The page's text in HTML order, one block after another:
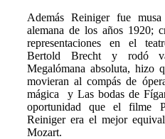
Además Reiniger fue
alemana de los años 1920;
representaciones en el
Bertold Brecht y rodó
Megalómana absoluta, hizo
movieran al compás de
mágica y Las bodas de
oportunidad que el filme
Reiniger era el mejor
Mozart.